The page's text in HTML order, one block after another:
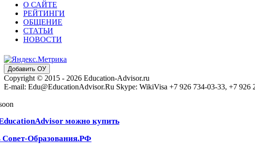
О САЙТЕ
РЕЙТИНГИ
ОБЩЕНИЕ
СТАТЬИ
НОВОСТИ
Добавить ОУ
Copyright © 2015 - 2026 Education-Advisor.ru
E-mail: Edu@EducationAdvisor.Ru Skype: WikiVisa +7 926 734-03-33, +7
можно купить
Совет-Образования.РФ